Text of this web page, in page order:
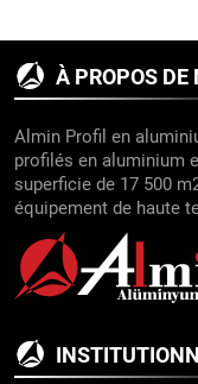
À PROPOS DE
Almin Profil en
profilés en aluminium
superficie de 17 500
équipement de haute